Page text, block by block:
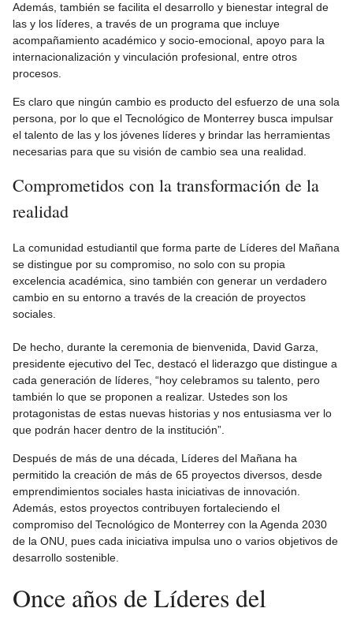
Además, también se facilita el desarrollo y bienestar integral de
las y los líderes, a través de un programa que incluye
acompañamiento académico y socio-emocional, apoyo para la
internacionalización y vinculación profesional, entre otros
procesos.
Es claro que ningún cambio es producto del esfuerzo de una sola
persona, por lo que el Tecnológico de Monterrey busca impulsar
el talento de las y los jóvenes líderes y brindar las herramientas
necesarias para que su visión de cambio sea una realidad.
Comprometidos con la transformación de la
realidad
La comunidad estudiantil que forma parte de Líderes del Mañana
se distingue por su compromiso, no solo con su propia
excelencia académica, sino también con generar un verdadero
cambio en su entorno a través de la creación de proyectos
sociales.
De hecho, durante la ceremonia de bienvenida, David Garza,
presidente ejecutivo del Tec, destacó el liderazgo que distingue a
cada generación de líderes, “hoy celebramos su talento, pero
también lo que se proponen a realizar. Ustedes son los
protagonistas de estas nuevas historias y nos entusiasma ver lo
que podrán hacer dentro de la institución”.
Después de más de una década, Líderes del Mañana ha
permitido la creación de más de 65 proyectos diversos, desde
emprendimientos sociales hasta iniciativas de innovación.
Además, estos proyectos contribuyen fortaleciendo el
compromiso del Tecnológico de Monterrey con la Agenda 2030
de la ONU, pues cada iniciativa impulsa uno o varios objetivos de
desarrollo sostenible.
Once años de Líderes del